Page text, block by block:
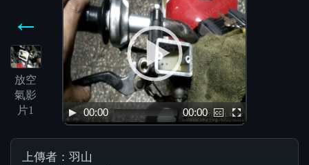
←
放空
氣影
片1
Player
00:00 00:00
上傳者：羽山